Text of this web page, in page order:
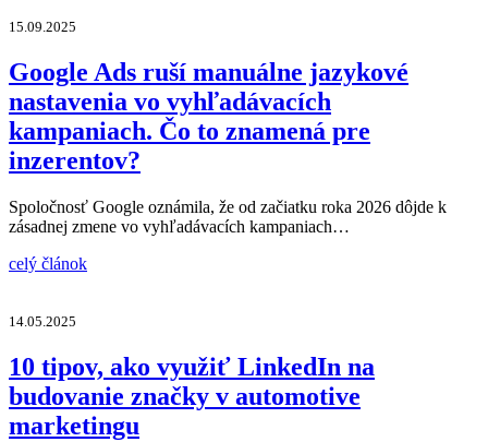
15.09.2025
Google Ads ruší manuálne jazykové
nastavenia vo vyhľadávacích
kampaniach. Čo to znamená pre
inzerentov?
Spoločnosť Google oznámila, že od začiatku roka 2026 dôjde k
zásadnej zmene vo vyhľadávacích kampaniach…
celý článok
14.05.2025
10 tipov, ako využiť LinkedIn na
budovanie značky v automotive
marketingu